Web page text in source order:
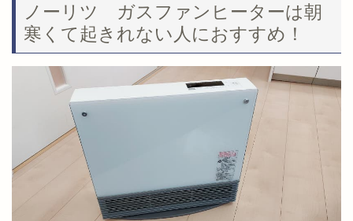
ノーリツ ガスファンヒーターは朝
寒くて起きれない人におすすめ！